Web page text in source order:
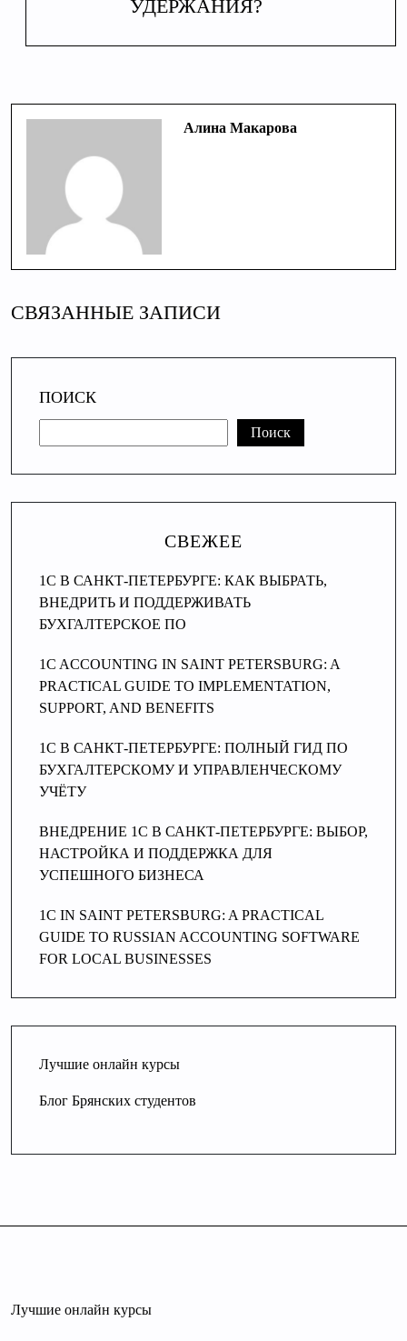
УДЕРЖАНИЯ?
Алина Макарова
СВЯЗАННЫЕ ЗАПИСИ
ПОИСК
Поиск
СВЕЖЕЕ
1С В САНКТ-ПЕТЕРБУРГЕ: КАК ВЫБРАТЬ,
ВНЕДРИТЬ И ПОДДЕРЖИВАТЬ
БУХГАЛТЕРСКОЕ ПО
1C ACCOUNTING IN SAINT PETERSBURG: A
PRACTICAL GUIDE TO IMPLEMENTATION,
SUPPORT, AND BENEFITS
1C В САНКТ-ПЕТЕРБУРГЕ: ПОЛНЫЙ ГИД ПО
БУХГАЛТЕРСКОМУ И УПРАВЛЕНЧЕСКОМУ
УЧЁТУ
ВНЕДРЕНИЕ 1С В САНКТ-ПЕТЕРБУРГЕ: ВЫБОР,
НАСТРОЙКА И ПОДДЕРЖКА ДЛЯ
УСПЕШНОГО БИЗНЕСА
1C IN SAINT PETERSBURG: A PRACTICAL
GUIDE TO RUSSIAN ACCOUNTING SOFTWARE
FOR LOCAL BUSINESSES
Лучшие онлайн курсы
Блог Брянских студентов
Лучшие онлайн курсы